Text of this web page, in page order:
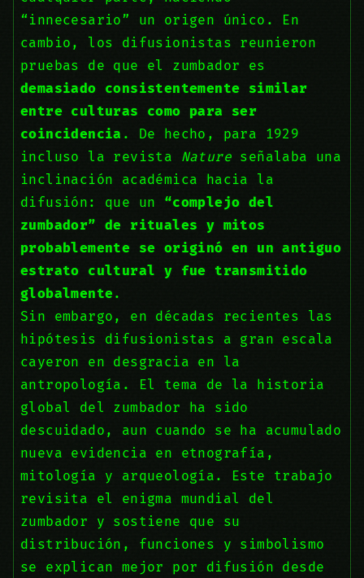
“innecesario” un origen único. En
cambio, los difusionistas reunieron
pruebas de que el zumbador es
demasiado consistentemente similar
entre culturas como para ser
coincidencia . De hecho, para 1929
incluso la revista Nature señalaba una
inclinación académica hacia la
difusión: que un “complejo del
zumbador” de rituales y mitos
probablemente se originó en un antiguo
estrato cultural y fue transmitido
globalmente.
Sin embargo, en décadas recientes las
hipótesis difusionistas a gran escala
cayeron en desgracia en la
antropología. El tema de la historia
global del zumbador ha sido
descuidado, aun cuando se ha acumulado
nueva evidencia en etnografía,
mitología y arqueología. Este trabajo
revisita el enigma mundial del
zumbador y sostiene que su
distribución, funciones y simbolismo
se explican mejor por difusión desde